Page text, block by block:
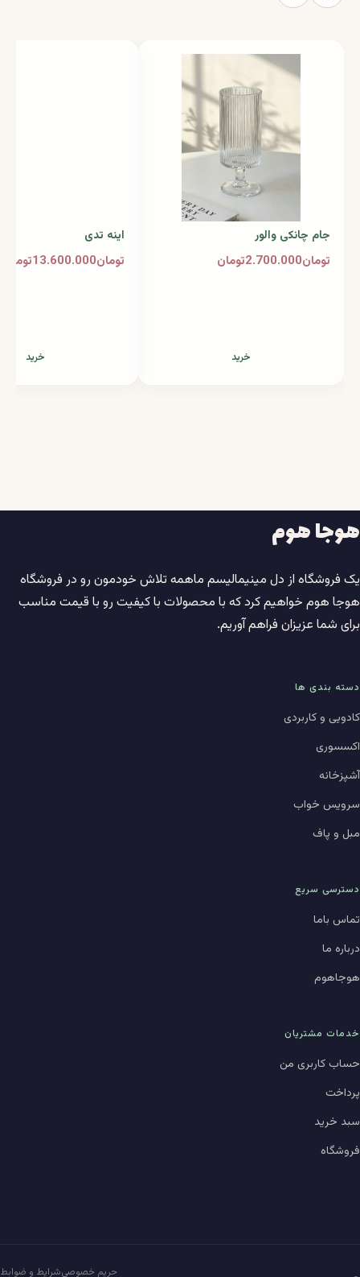
جام چانکی والور
تومان2.700.000تومان
خرید
اینه تدی
تومان13.600.000تومان
خرید
هوجا هوم
یک فروشگاه از دل مینیمالیسم ماهمه تلاش خودمون رو در فروشگاه
هوجا هوم خواهیم کرد که با محصولات با کیفیت رو با قیمت مناسب
برای شما عزیزان فراهم آوریم.
دسته بندی ها
کادویی و کاربردی
اکسسوری
آشپزخانه
سرویس خواب
مبل و پاف
دسترسی سریع
تماس باما
درباره ما
هوجاهوم
خدمات مشتریان
حساب کاربری من
پرداخت
سبد خرید
فروشگاه
حریم خصوصیشرایط و ضوابط